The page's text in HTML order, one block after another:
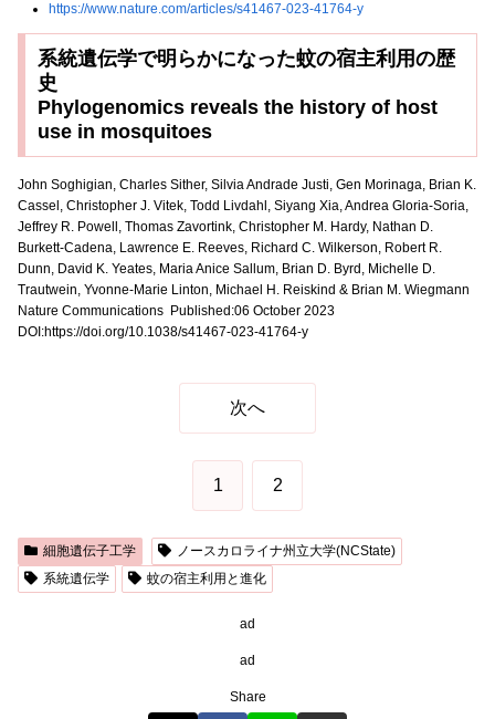
https://www.nature.com/articles/s41467-023-41764-y
系統遺伝学で明らかになった蚊の宿主利用の歴
史
Phylogenomics reveals the history of host
use in mosquitoes
John Soghigian, Charles Sither, Silvia Andrade Justi, Gen Morinaga, Brian K.
Cassel, Christopher J. Vitek, Todd Livdahl, Siyang Xia, Andrea Gloria-Soria,
Jeffrey R. Powell, Thomas Zavortink, Christopher M. Hardy, Nathan D.
Burkett-Cadena, Lawrence E. Reeves, Richard C. Wilkerson, Robert R.
Dunn, David K. Yeates, Maria Anice Sallum, Brian D. Byrd, Michelle D.
Trautwein, Yvonne-Marie Linton, Michael H. Reiskind & Brian M. Wiegmann
Nature Communications Published:06 October 2023
DOI:https://doi.org/10.1038/s41467-023-41764-y
次へ
1 2
細胞遺伝子工学
ノースカロライナ州立大学(NCState)
系統遺伝学
蚊の宿主利用と進化
ad
ad
Share